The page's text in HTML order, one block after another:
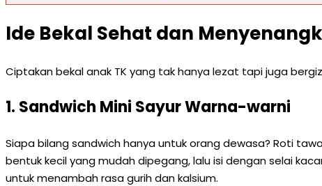
Ide Bekal Sehat dan
Ciptakan bekal anak TK yang tak hanya lezat tapi juga
1. Sandwich Mini Sayur Warna-warni
Siapa bilang sandwich hanya untuk orang dewasa? Roti
bentuk kecil yang mudah dipegang, lalu isi dengan selai
untuk menambah rasa gurih dan kalsium.